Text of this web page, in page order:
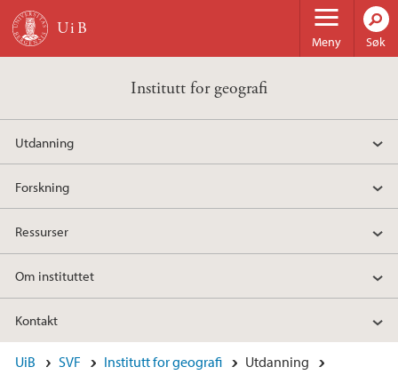
Hopp til hovedinnhold
Meny Søk
Institutt for geografi
Utdanning
Forskning
Ressurser
Om instituttet
Kontakt
UiB SVF Institutt for geografi Utdanning